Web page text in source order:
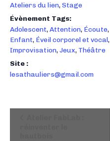
Ateliers du lien,Stage
Évènement Tags:
Adolescent,Attention, Écoute,
Enfant, Éveil corporel et vocal,
Improvisation,Jeux, Théâtre
Site :
lesathauliers@gmail.com